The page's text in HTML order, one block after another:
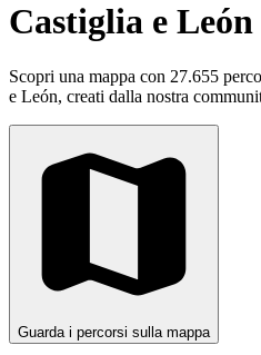
Castiglia e
Scopri una mappa con 27.655
e León, creati dalla nostra
Guarda i percorsi sulla mappa